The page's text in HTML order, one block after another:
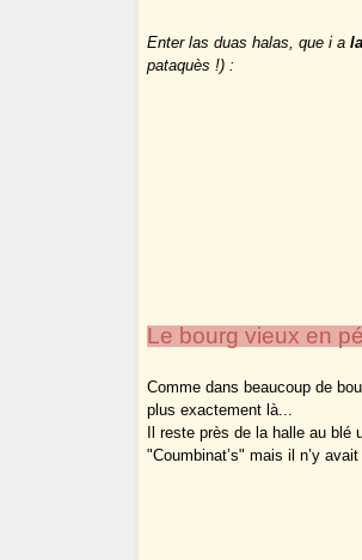
Enter las duas halas, que i a
pataquès !) :
Le bourg vieux en
Comme dans beaucoup de
plus exactement là...
Il reste près de la halle au
"Coumbinat’s" mais il n’y